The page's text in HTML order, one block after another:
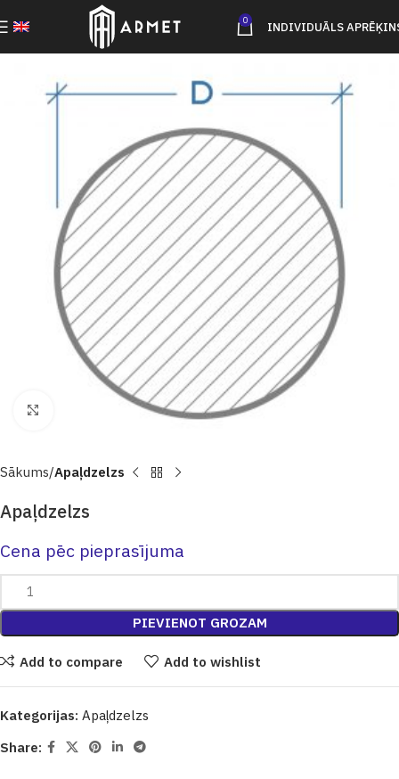
0 INDIVIDUĀLS
Click to enlarge
Sākums Apaļdzelzs
Apaļdzelzs
Cena pēc pieprasījuma
PIEVIENOT GROZAM
Add to compare Add to wishlist
Kategorijas: Apaļdzelzs
Share: